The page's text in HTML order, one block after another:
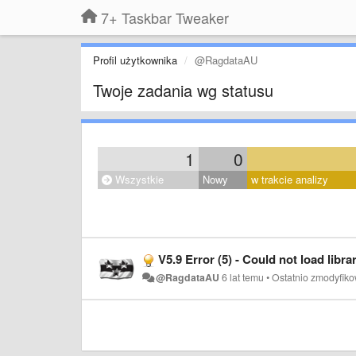
7+ Taskbar Tweaker
Profil użytkownika @RagdataAU
Twoje zadania wg statusu
1 0
Wszystkie Nowy w trakcie analizy
V5.9 Error (5) - Could not load
@RagdataAU 6 lat temu •Ostatnio